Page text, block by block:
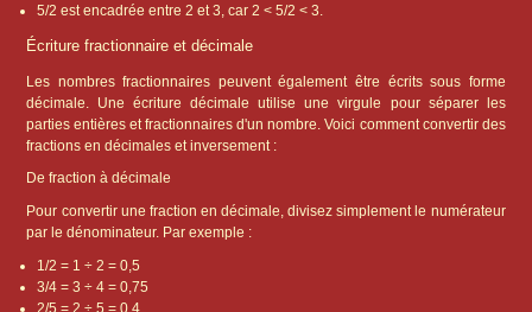
5/2 est encadrée entre 2 et 3, car 2 < 5/2 < 3.
Écriture fractionnaire et décimale
Les nombres fractionnaires peuvent également être écrits sous forme
décimale. Une écriture décimale utilise une virgule pour séparer les
parties entières et fractionnaires d'un nombre. Voici comment convertir des
fractions en décimales et inversement :
De fraction à décimale
Pour convertir une fraction en décimale, divisez simplement le numérateur
par le dénominateur. Par exemple :
1/2 = 1 ÷ 2 = 0,5
3/4 = 3 ÷ 4 = 0,75
2/5 = 2 ÷ 5 = 0,4